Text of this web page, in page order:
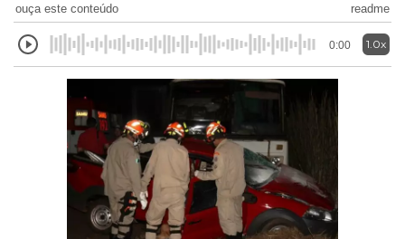
ouça este conteúdo readme
0:00 1.0x